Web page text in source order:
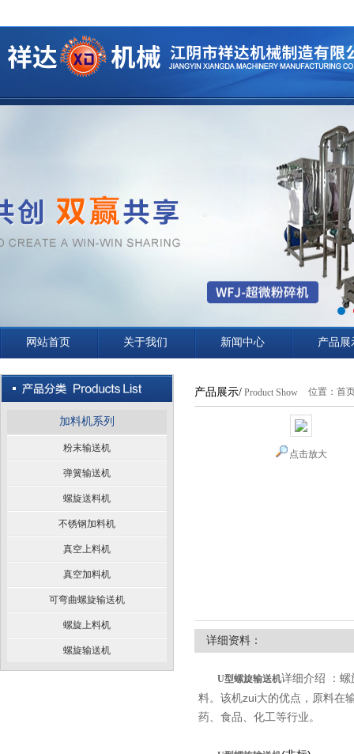
网站首页 关于我们 新闻中心 产品展
加料机系列
粉末输送机
弹簧输送机
螺旋送料机
不锈钢加料机
真空上料机
真空加料机
可弯曲螺旋输送机
螺旋上料机
螺旋输送机
产品展示/ Product Show 位置： 首
点击放大
详细资料：
U型螺旋输送机详细介绍 ：
料。该机zui大的优点，原料在
药、食品、化工等行业。